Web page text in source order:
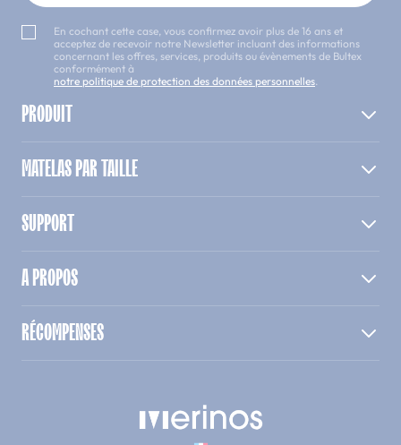
En cochant cette case, vous confirmez avoir plus de 16 ans et
acceptez de recevoir notre Newsletter incluant des informations
concernant les offres, services, produits ou évènements de Bultex
conformément à
notre politique de protection des données personnelles.
PRODUIT
MATELAS PAR TAILLE
SUPPORT
A PROPOS
RÉCOMPENSES